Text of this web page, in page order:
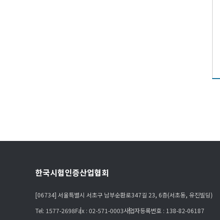
한국시험인증산업협회
[06734] 서울특별시 서초구 남부순환로347길 23, 6층(서초동, 유진빌딩)
Tel: 1577-2698Fax : 02-571-0003사업자등록번호 : 138-82-06187